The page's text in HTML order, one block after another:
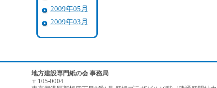
2009年05月
2009年03月
地方建設専門紙の会 事務局
〒105-0004